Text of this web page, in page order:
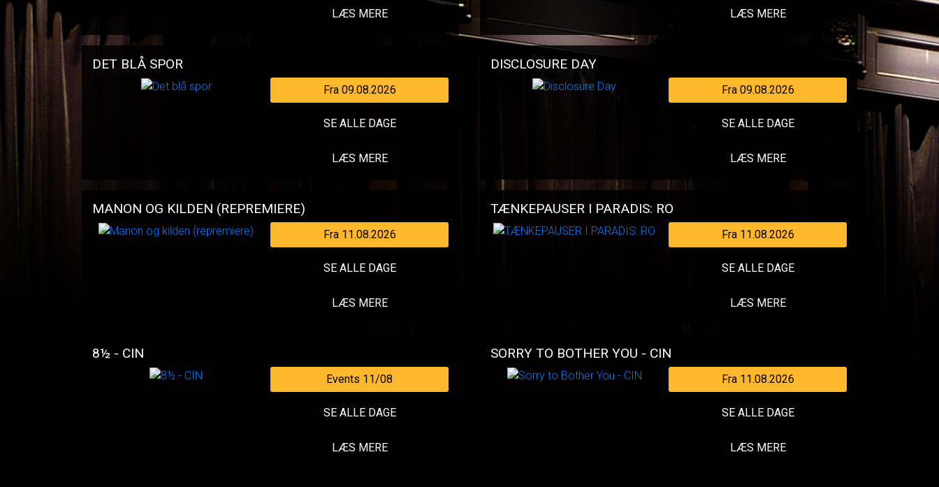
LÆS MERE LÆS MERE
DET BLÅ SPOR
Fra 09.08.2026
SE ALLE DAGE
LÆS MERE
DISCLOSURE DAY
Fra 09.08.2026
SE ALLE DAGE
LÆS MERE
MANON OG KILDEN (REPREMIERE)
Fra 11.08.2026
SE ALLE DAGE
LÆS MERE
TÆNKEPAUSER I PARADIS: RO
Fra 11.08.2026
SE ALLE DAGE
LÆS MERE
8½ - CIN
Events 11/08
SE ALLE DAGE
LÆS MERE
SORRY TO BOTHER YOU - CIN
Fra 11.08.2026
SE ALLE DAGE
LÆS MERE